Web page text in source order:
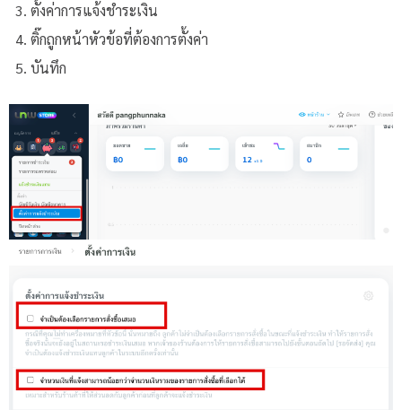
ตั้งค่าการแจ้งชำระเงิน
ติ๊กถูกหน้าหัวข้อที่ต้องการตั้งค่า
บันทึก